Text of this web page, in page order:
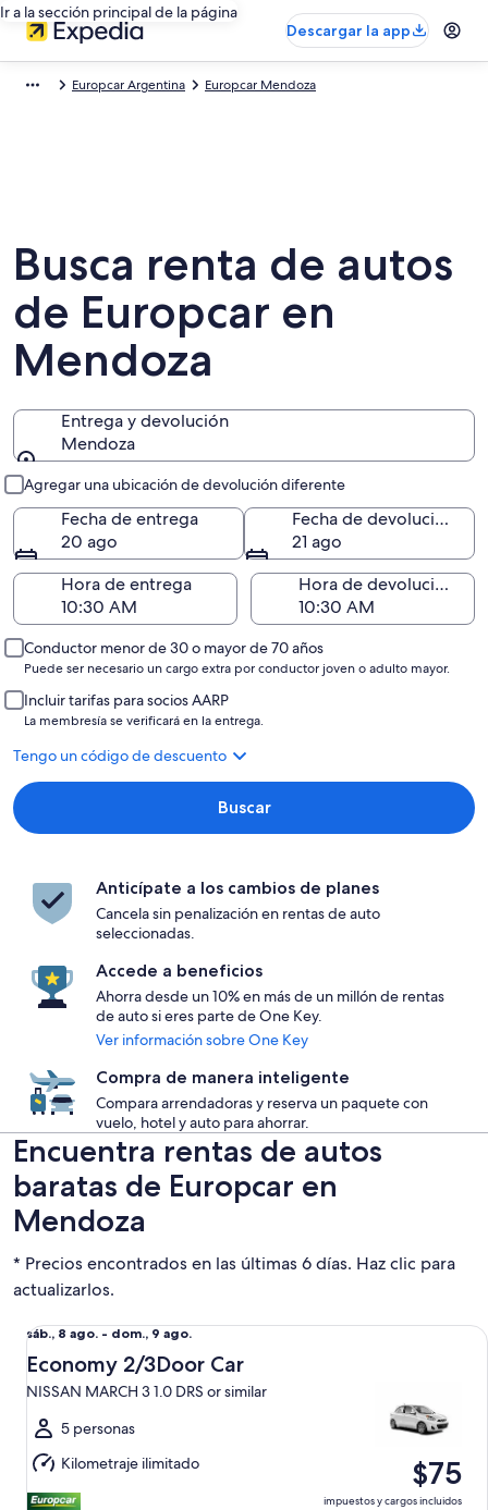
Ir a la sección principal de la página
Descargar la app
Europcar Argentina Europcar Mendoza
Busca renta de autos
de Europcar en
Mendoza
Entrega y devolución
Mendoza
Agregar una ubicación de devolución diferente
Fecha de entrega
20 ago
Fecha de devolución
21 ago
Hora de entrega
Hora de devolución
Conductor menor de 30 o mayor de 70 años
Puede ser necesario un cargo extra por conductor joven o adulto mayor.
Incluir tarifas para socios AARP
La membresía se verificará en la entrega.
Tengo un código de descuento
Buscar
Anticípate a los cambios de planes
Cancela sin penalización en rentas de auto
seleccionadas.
Accede a beneficios
Ahorra desde un 10% en más de un millón de rentas
de auto si eres parte de One Key.
Ver información sobre One Key
Compra de manera inteligente
Compara arrendadoras y reserva un paquete con
vuelo, hotel y auto para ahorrar.
Encuentra rentas de autos
baratas de Europcar en
Mendoza
* Precios encontrados en las últimas 6 días. Haz clic para
actualizarlos.
Del
sáb.,
8
ago.
al
dom.,
9
ago.
sáb., 8 ago. - dom., 9 ago.
Economy 2/3Door Car
NISSAN MARCH 3 1.0 DRS or similar
5 personas
Kilometraje ilimitado
$75
impuestos y cargos incluidos
Economy 2/3Door Car NISSAN MARCH 3 1.0 DRS or similar